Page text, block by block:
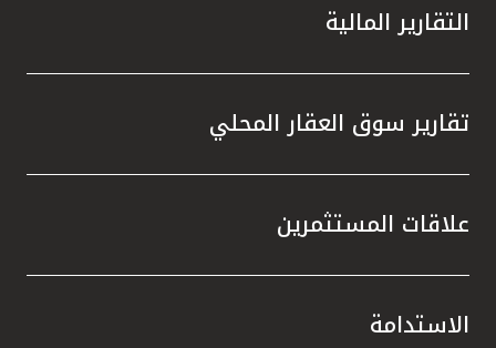
التقارير المالية
تقارير سوق العقار المحلي
علاقات المستثمرين
الاستدامة